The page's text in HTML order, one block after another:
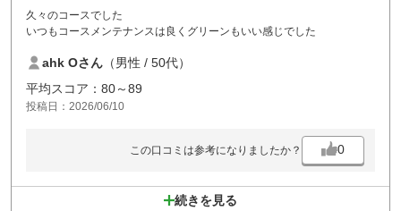
久々のコースでした
いつもコースメンテナンスは良くグリーンもいい感じでした
ahk Oさん （男性 / 50代）
平均スコア：80～89
投稿日：2026/06/10
この口コミは参考になりましたか？ 0
続きを見る